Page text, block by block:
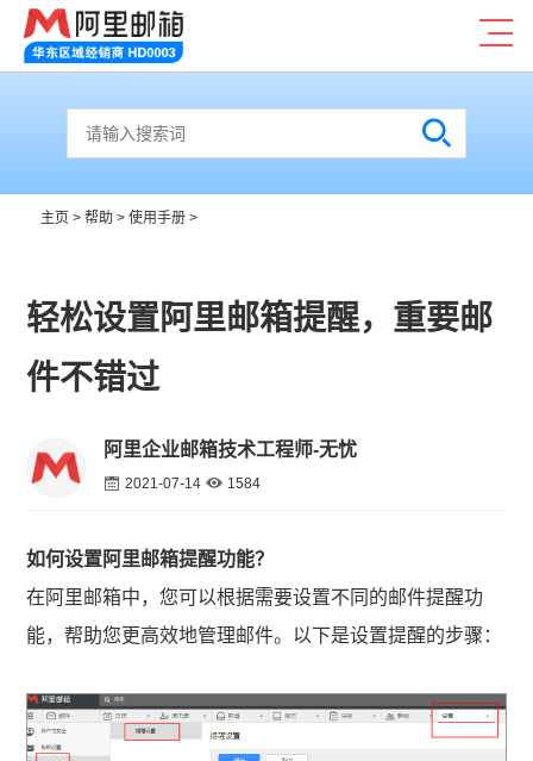
主页 > 帮助> 使用手册>
轻松设置阿里邮箱提醒，重要邮
件不错过
阿里企业邮箱技术工程师-无忧
2021-07-14 1584
如何设置阿里邮箱提醒功能？
在阿里邮箱中，您可以根据需要设置不同的邮件提醒功
能，帮助您更高效地管理邮件。以下是设置提醒的步骤：